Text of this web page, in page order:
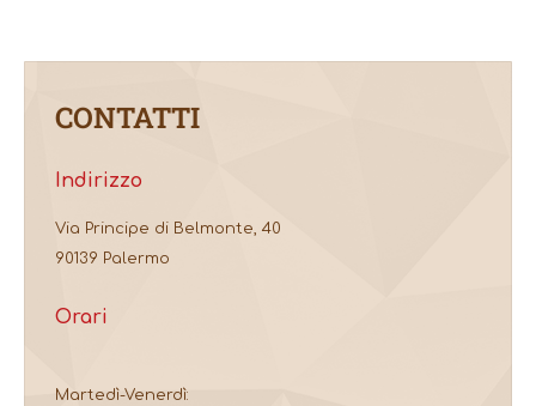
CONTATTI
Indirizzo
Via Principe di Belmonte, 40
90139 Palermo
Orari
Martedì-Venerdì: